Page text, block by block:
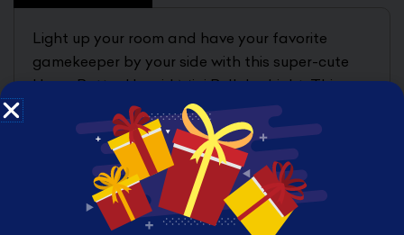
Light up your room and have your favorite
gamekeeper by your side with this super-cute
Harry Potter Hagrid Mini Bell Jar Light. This
light features a caricature figurine of Professor
Rubeus Hagrid standing inside an illuminating
bell jar. The Harry Potter Hagrid Mini Bell Jar
Light measures about 5-inches tall. Makes a
great gift for fans of the
Harry Potter series! This
light is perfect for use on your desk, shelves, or